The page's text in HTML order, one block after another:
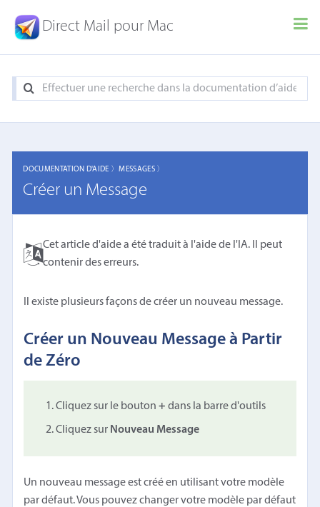
Direct Mail pour Mac
DOCUMENTATION D'AIDE 〉MESSAGES 〉
Créer un Message
Cet article d'aide a été traduit à l'aide de l'IA. Il peut
contenir des erreurs.
Il existe plusieurs façons de créer un nouveau message.
Créer un Nouveau Message à Partir
de Zéro
Cliquez sur le bouton+ dans la barre d'outils
Cliquez sur Nouveau Message
Un nouveau message est créé en utilisant votre modèle
par défaut. Vous pouvez changer votre modèle par défaut